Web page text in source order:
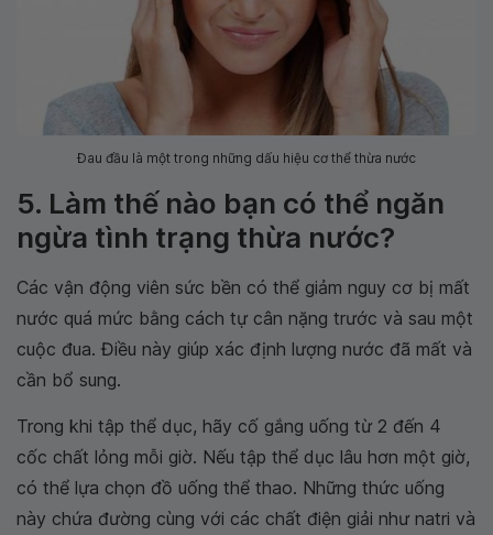
Đau đầu là một trong những dấu hiệu cơ thể thừa nước
5. Làm thế nào bạn có thể ngăn
ngừa tình trạng thừa nước?
Các vận động viên sức bền có thể giảm nguy cơ bị mất
nước quá mức bằng cách tự cân nặng trước và sau một
cuộc đua. Điều này giúp xác định lượng nước đã mất và
cần bổ sung.
Trong khi tập thể dục, hãy cố gắng uống từ 2 đến 4
cốc chất lỏng mỗi giờ. Nếu tập thể dục lâu hơn một giờ,
có thể lựa chọn đồ uống thể thao. Những thức uống
này chứa đường cùng với các chất điện giải như natri và